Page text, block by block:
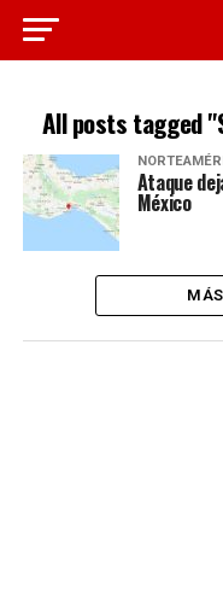
All posts tagged
Ataque
México